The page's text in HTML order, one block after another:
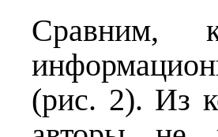
Сравним,
(рис. 2). Из